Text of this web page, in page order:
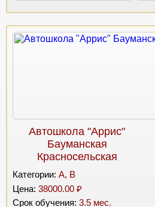
Автошкола "Аррис"
Бауманская
Красносельская
Категории: A, B
Цена: 38000.00 ₽
Срок обучения: 3.5 мес.